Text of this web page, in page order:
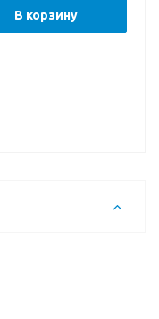
В корзину